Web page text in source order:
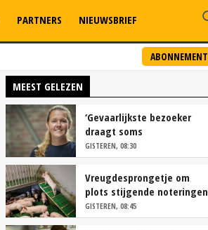
ABONNEMENT
PARTNERS NIEUWSBRIEF
MEEST GELEZEN
‘Gevaarlijkste bezoeker
draagt soms
overschoenen’
GISTEREN, 08:30
Vreugdesprongetje om
plots stijgende noteringen
GISTEREN, 08:45